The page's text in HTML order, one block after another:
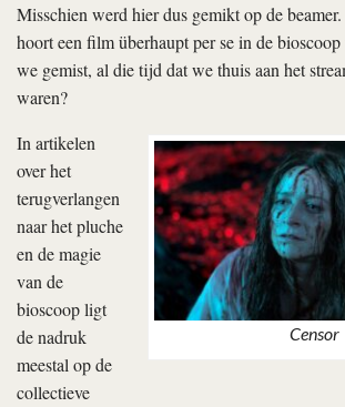
Misschien werd hier dus gemikt op de
hoort een film überhaupt per se in de
we gemist, al die tijd dat we thuis aan het
waren?
Censor
In artikelen
over het
terugverlangen
naar het pluche
en de magie
van de
bioscoop ligt
de nadruk
meestal op de
collectieve